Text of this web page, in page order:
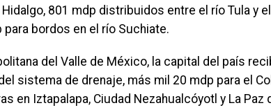
801 mdp distribuidos entre el río Tula y
para bordos en el río Suchiate.
del Valle de México, la capital del país
sistema de drenaje, más mil 20 mdp para el
en Iztapalapa, Ciudad Nezahualcóyotl y La